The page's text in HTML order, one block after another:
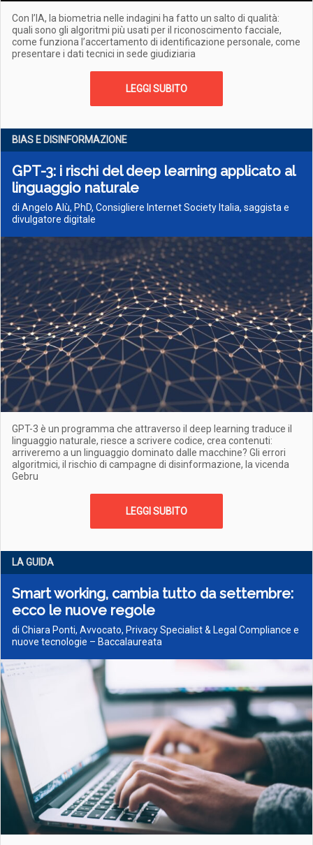
Con l’IA, la biometria nelle indagini ha fatto un salto di qualità:
quali sono gli algoritmi più usati per il riconoscimento facciale,
come funziona l’accertamento di identificazione personale, come
presentare i dati tecnici in sede giudiziaria
LEGGI SUBITO
BIAS E DISINFORMAZIONE
GPT-3: i rischi del deep learning applicato al
linguaggio naturale
di Angelo Alù, PhD, Consigliere Internet Society Italia, saggista e
divulgatore digitale
GPT-3 è un programma che attraverso il deep learning traduce il
linguaggio naturale, riesce a scrivere codice, crea contenuti:
arriveremo a un linguaggio dominato dalle macchine? Gli errori
algoritmici, il rischio di campagne di disinformazione, la vicenda
Gebru
LEGGI SUBITO
LA GUIDA
Smart working, cambia tutto da settembre:
ecco le nuove regole
di Chiara Ponti, Avvocato, Privacy Specialist & Legal Compliance e
nuove tecnologie – Baccalaureata